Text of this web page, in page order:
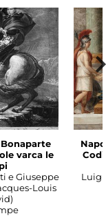
varca le
e Giuseppe
Louis
Luigi